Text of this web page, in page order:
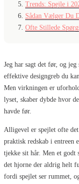
Trends: Spejle i
Sådan Vælger Du
Ofte Stillede
Jeg har sagt det før, og
effektive designgreb du
Men virkningen er
lyset, skaber dybde hvor
havde før.
Alligevel er spejlet ofte
praktisk redskab i entreen
tjekke sit hår. Men et godt
det hjorne der aldrig helt
fordi spejlet ser rummet,